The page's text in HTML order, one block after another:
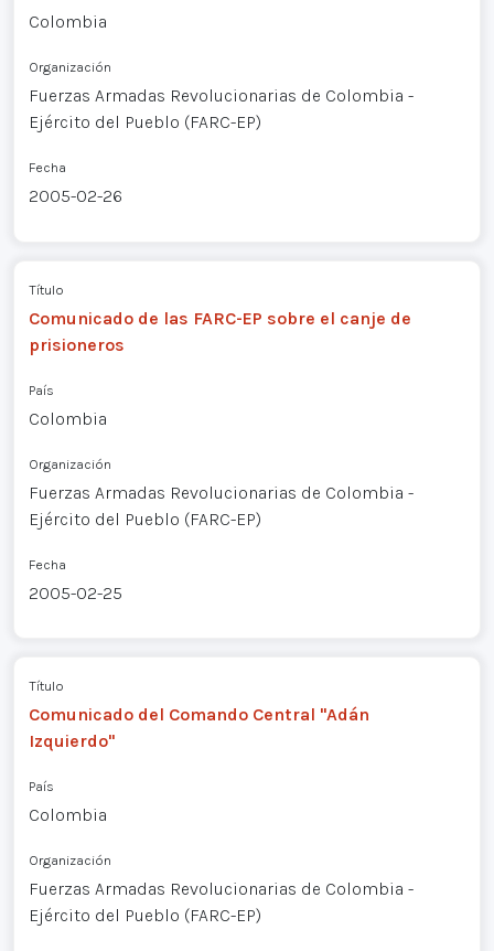
Colombia
Organización
Fuerzas Armadas Revolucionarias de Colombia -
Ejército del Pueblo (FARC-EP)
Fecha
2005-02-26
Título
Comunicado de las FARC-EP sobre el canje de
prisioneros
País
Colombia
Organización
Fuerzas Armadas Revolucionarias de Colombia -
Ejército del Pueblo (FARC-EP)
Fecha
2005-02-25
Título
Comunicado del Comando Central "Adán
Izquierdo"
País
Colombia
Organización
Fuerzas Armadas Revolucionarias de Colombia -
Ejército del Pueblo (FARC-EP)